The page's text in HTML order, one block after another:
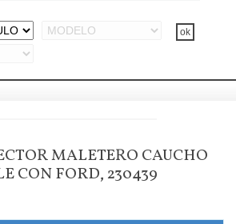
MALETERO CAUCHO
CON FORD, 230439